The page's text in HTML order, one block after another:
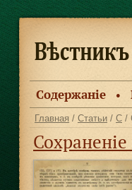
Содержанiе ●
Главная / Статьи / С /
Сохраненiе